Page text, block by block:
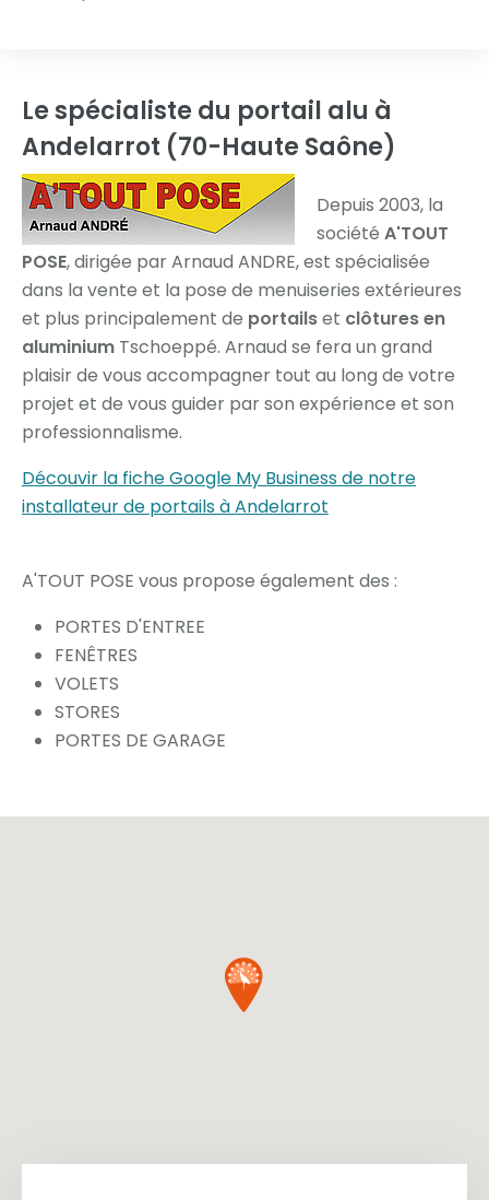
Le spécialiste du portail alu à
Andelarrot (70-Haute Saône)
Depuis 2003, la
société A'TOUT
POSE, dirigée par Arnaud ANDRE, est spécialisée
dans la vente et la pose de menuiseries extérieures
et plus principalement de portailset clôtures en
aluminium Tschoeppé. Arnaud se fera un grand
plaisir de vous accompagner tout au long de votre
projet et de vous guider par son expérience et son
professionnalisme.
Découvir la fiche Google My Business de notre
installateur de portails à Andelarrot
A'TOUT POSE vous propose également des :
PORTES D'ENTREE
FENÊTRES
VOLETS
STORES
PORTES DE GARAGE